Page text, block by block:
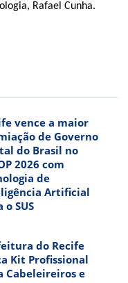
Rafael Cunha.
vence a maior
de Governo
do Brasil no
2026 com
de
Artificial
o SUS
do Recife
Kit Profissional
Cabeleireiros e